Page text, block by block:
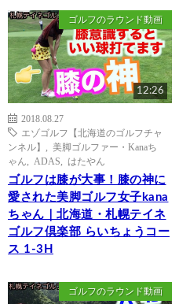
ゴルフのラウンド動画
12:26
2018.08.27
エゾゴルフ【北海道のゴルフチャ
ンネル】
美脚ゴルファー・Kanaち
ゃん
ADAS はたやん
ゴルフは膝が大事！膝の神に
愛された美脚ゴルフ女子kana
ちゃん｜北海道・札幌テイネ
ゴルフ倶楽部 らいちょうコー
ス 1-3H
ゴルフのラウンド動画